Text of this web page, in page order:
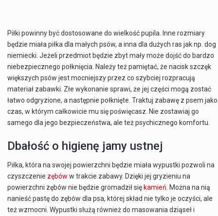
Piłki powinny być dostosowane do wielkość pupila. Inne rozmiary
będzie miała piłka dla małych psów, a inna dla dużych ras jak np. dog
niemiecki. Jeżeli przedmiot będzie zbyt mały może dojść do bardzo
niebezpiecznego połknięcia. Należy też pamiętać, że nacisk szczęk
większych psów jest mocniejszy przez co szybciej rozpracują
materiał zabawki. Złe wykonanie sprawi, że jej części mogą zostać
łatwo odgryzione, a następnie połknięte. Traktuj zabawę z psem jako
czas, w którym całkowicie mu się poświęcasz. Nie zostawiaj go
samego dla jego bezpieczeństwa, ale też psychicznego komfortu.
Dbałość o higienę jamy ustnej
Piłka, która na swojej powierzchni będzie miała wypustki pozwoli na
czyszczenie zębów w trakcie zabawy. Dzięki jej gryzieniu na
powierzchni zębów nie będzie gromadził się kamień . Można na nią
nanieść pastę do zębów dla psa, której skład nie tylko je oczyści, ale
też wzmocni. Wypustki służą również do masowania dziąseł i